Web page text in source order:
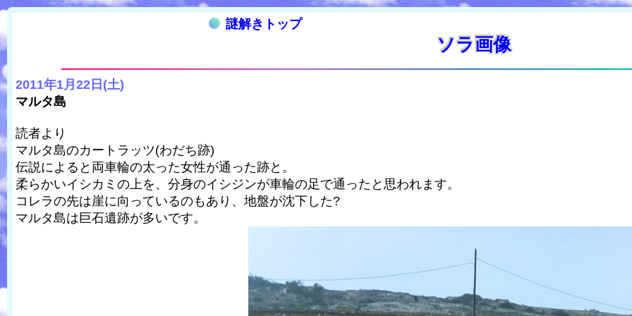
謎解きトップ
ソラ画像
2011年1月22日(土)
マルタ島
読者より
マルタ島のカートラッツ(わだち跡)
伝説によると両車輪の太った女性が通った跡と。
柔らかいイシカミの上を、分身のイシジンが車輪の足で通ったと思われます。
コレラの先は崖に向っているのもあり、地盤が沈下した?
マルタ島は巨石遺跡が多いです。